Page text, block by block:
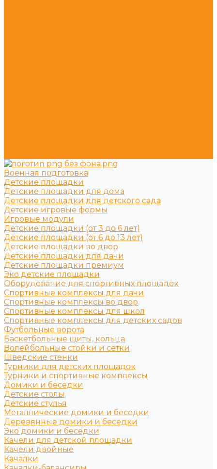
Военная подготовка
Детские площадки
Детские площадки для дома
Детские площадки для детского сада
Детские игровые формы
Игровые модули
Детские площадки (от 3 до 6 лет)
Детские площадки (от 6 до 13 лет)
Детские площадки во двор
Детские площадки для дачи
Детские площадки премиум
Эко детские площадки
Оборудование для спортивных площадок
Спортивные комплексы для дачи
Спортивные комплексы во двор
Спортивные комплексы для школ
Спортивные комплексы для детских садов
Футбольные ворота
Баскетбольные щиты, кольца
Волейбольные стойки и сетки
Шведские стенки
Турники для детских площадок
Турники и спортивные комплексы
Домики и беседки
Детские столы
Детские стулья
Металлические домики и беседки
Деревянные домики и беседки
Эко домики и беседки
Качели для детской площадки
Качели двойные
Качалки